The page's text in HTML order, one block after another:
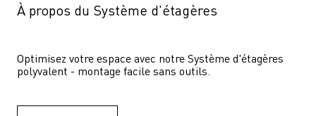
À propos du Système d'étagères
Optimisez votre espace avec notre Système d'étagères
polyvalent - montage facile sans outils.